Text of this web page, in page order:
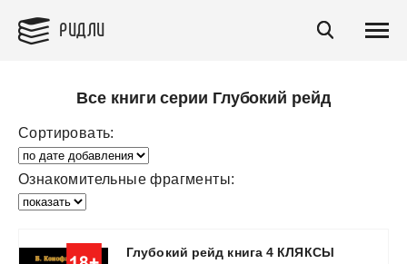
РИДЛИ
Все книги серии Глубокий рейд
Сортировать:
Ознакомительные фрагменты:
Глубокий рейд книга 4 КЛЯКСЫ